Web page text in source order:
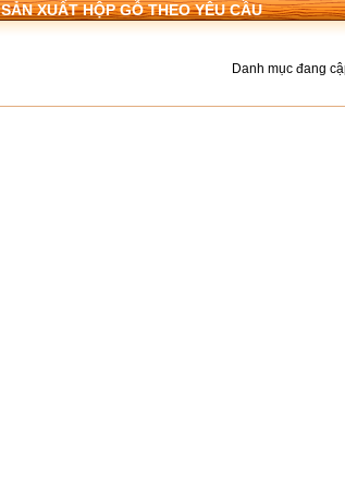
SẢN XUẤT HỘP GỖ THEO YÊU CẦU
Danh mục đang